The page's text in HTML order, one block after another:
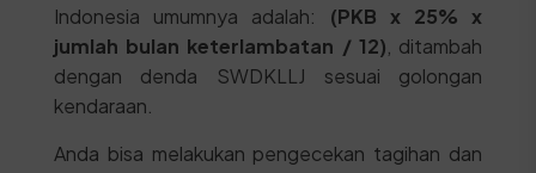
Indonesia umumnya adalah: (PKB x 25% x
jumlah bulan keterlambatan / 12) , ditambah
dengan denda SWDKLLJ sesuai golongan
kendaraan.
Anda bisa melakukan pengecekan tagihan dan